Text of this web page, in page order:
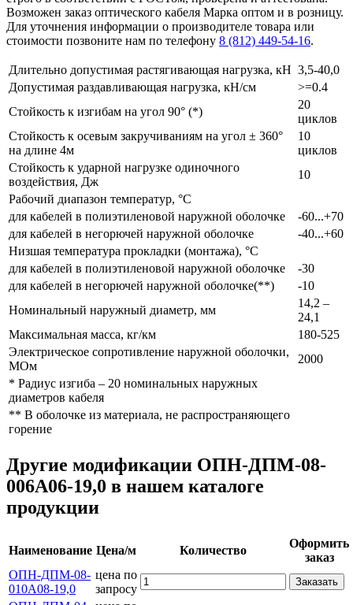
Возможен заказ оптического кабеля Марка оптом и в розницу.
Для уточнения информации о производителе товара или
стоимости позвоните нам по телефону 8 (812) 449-54-16.
Длительно допустимая растягивающая нагрузка, кН 3,5-40,0
Допустимая раздавливающая нагрузка, кН/см
>=0.4
Стойкость к изгибам на угол 90° (*)
20
циклов
Стойкость к осевым закручиваниям на угол ± 360°
на длине 4м
10
циклов
Стойкость к ударной нагрузке одиночного
воздействия, Дж
10
Рабочий диапазон температур, °С
для кабелей в полиэтиленовой наружной оболочке
-60...+70
для кабелей в негорючей наружной оболочке
-40...+60
Низшая температура прокладки (монтажа), °С
для кабелей в полиэтиленовой наружной оболочке
-30
для кабелей в негорючей наружной оболочке(**)
-10
Номинальный наружный диаметр, мм
14,2 –
24,1
Максимальная масса, кг/км
180-525
Электрическое сопротивление наружной оболочки,
МОм
2000
* Радиус изгиба – 20 номинальных наружных
диаметров кабеля
** В оболочке из материала, не распространяющего
горение
Другие модификации ОПН-ДПМ-08-
006А06-19,0 в нашем каталоге
продукции
Наименование Цена/м Количество
Оформить
заказ
ОПН-ДПМ-08-
010А08-19,0
цена по
запросу
Заказать